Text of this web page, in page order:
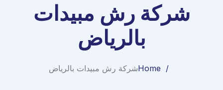
شركة رش مبيدات
بالرياض
Homeشركة رش مبيدات بالرياض